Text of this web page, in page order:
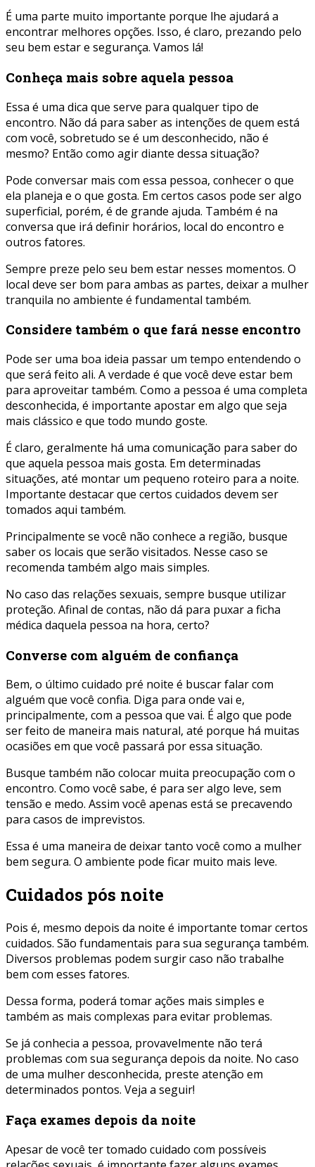
É uma parte muito importante porque lhe ajudará a
encontrar melhores opções. Isso, é claro, prezando pelo
seu bem estar e segurança. Vamos lá!
Conheça mais sobre aquela pessoa
Essa é uma dica que serve para qualquer tipo de
encontro. Não dá para saber as intenções de quem está
com você, sobretudo se é um desconhecido, não é
mesmo? Então como agir diante dessa situação?
Pode conversar mais com essa pessoa, conhecer o que
ela planeja e o que gosta. Em certos casos pode ser algo
superficial, porém, é de grande ajuda. Também é na
conversa que irá definir horários, local do encontro e
outros fatores.
Sempre preze pelo seu bem estar nesses momentos. O
local deve ser bom para ambas as partes, deixar a mulher
tranquila no ambiente é fundamental também.
Considere também o que fará nesse encontro
Pode ser uma boa ideia passar um tempo entendendo o
que será feito ali. A verdade é que você deve estar bem
para aproveitar também. Como a pessoa é uma completa
desconhecida, é importante apostar em algo que seja
mais clássico e que todo mundo goste.
É claro, geralmente há uma comunicação para saber do
que aquela pessoa mais gosta. Em determinadas
situações, até montar um pequeno roteiro para a noite.
Importante destacar que certos cuidados devem ser
tomados aqui também.
Principalmente se você não conhece a região, busque
saber os locais que serão visitados. Nesse caso se
recomenda também algo mais simples.
No caso das relações sexuais, sempre busque utilizar
proteção. Afinal de contas, não dá para puxar a ficha
médica daquela pessoa na hora, certo?
Converse com alguém de confiança
Bem, o último cuidado pré noite é buscar falar com
alguém que você confia. Diga para onde vai e,
principalmente, com a pessoa que vai. É algo que pode
ser feito de maneira mais natural, até porque há muitas
ocasiões em que você passará por essa situação.
Busque também não colocar muita preocupação com o
encontro. Como você sabe, é para ser algo leve, sem
tensão e medo. Assim você apenas está se precavendo
para casos de imprevistos.
Essa é uma maneira de deixar tanto você como a mulher
bem segura. O ambiente pode ficar muito mais leve.
Cuidados pós noite
Pois é, mesmo depois da noite é importante tomar certos
cuidados. São fundamentais para sua segurança também.
Diversos problemas podem surgir caso não trabalhe
bem com esses fatores.
Dessa forma, poderá tomar ações mais simples e
também as mais complexas para evitar problemas.
Se já conhecia a pessoa, provavelmente não terá
problemas com sua segurança depois da noite. No caso
de uma mulher desconhecida, preste atenção em
determinados pontos. Veja a seguir!
Faça exames depois da noite
Apesar de você ter tomado cuidado com possíveis